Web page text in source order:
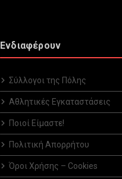
Ενδιαφέρουν
Σύλλογοι της Πόλης
Αθλητικές Εγκαταστάσεις
Ποιοί Είμαστε!
Πολιτική Απορρήτου
Όροι Χρήσης – Cookies